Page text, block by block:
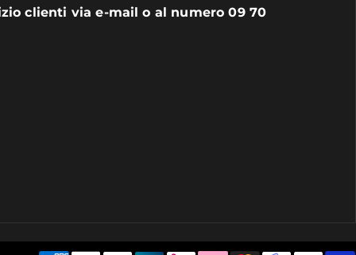
clienti via e-mail o al numero 09 70